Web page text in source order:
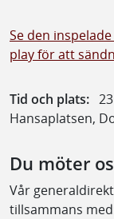
Se den
play för att
Tid och plats:
Hansaplatsen,
Du möter
Vår
tillsammans